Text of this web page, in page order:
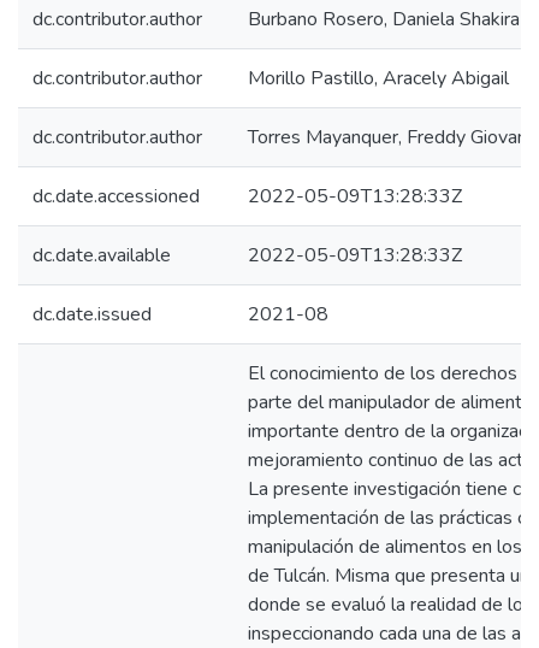
dc.contributor.author Burbano Rosero, Daniela Shakira
dc.contributor.author Morillo Pastillo, Aracely Abigail
dc.contributor.author Torres Mayanquer, Freddy
dc.date.accessioned 2022-05-09T13:28:33Z
dc.date.available 2022-05-09T13:28:33Z
dc.date.issued 2021-08
El conocimiento de los derechos
parte del manipulador de
importante dentro de la
mejoramiento continuo de las
La presente investigación tiene
implementación de las prácticas
manipulación de alimentos en los
de Tulcán. Misma que presenta
donde se evaluó la realidad de
inspeccionando cada una de las